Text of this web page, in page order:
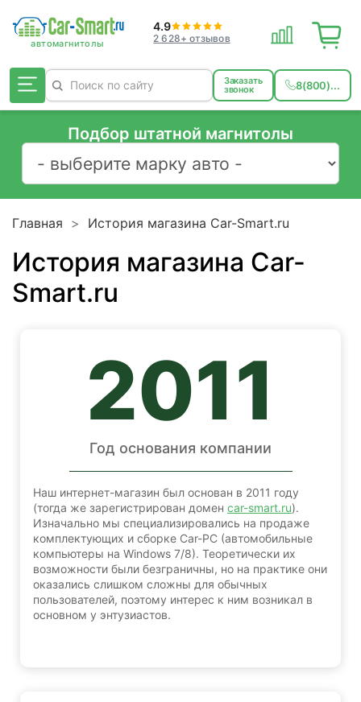
4.9
2 628+ отзывов
Заказать
звонок 8(800)...
Подбор штатной магнитолы
Главная История магазина Car-Smart.ru
История магазина Car-
Smart.ru
2011
Год основания компании
Наш интернет-магазин был основан в 2011 году
(тогда же зарегистрирован домен car-smart.ru).
Изначально мы специализировались на продаже
комплектующих и сборке Car-PC (автомобильные
компьютеры на Windows 7/8). Теоретически их
возможности были безграничны, но на практике они
оказались слишком сложны для обычных
пользователей, поэтому интерес к ним возникал в
основном у энтузиастов.